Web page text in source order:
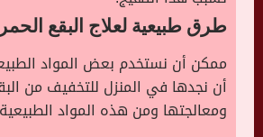
طرق طبيعية لعلاج البقع
ممكن أن نستخدم بعض المواد
أن نجدها في المنزل للتخفيف من
ومعالجتها ومن هذه المواد